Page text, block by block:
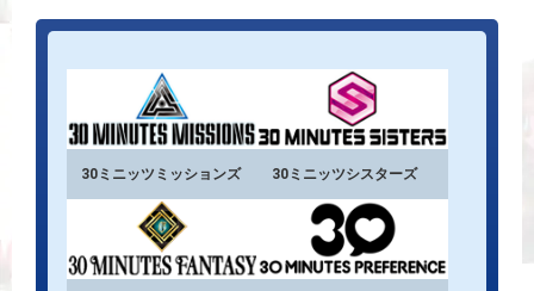
30ミニッツミッションズ 30ミニッツシスターズ